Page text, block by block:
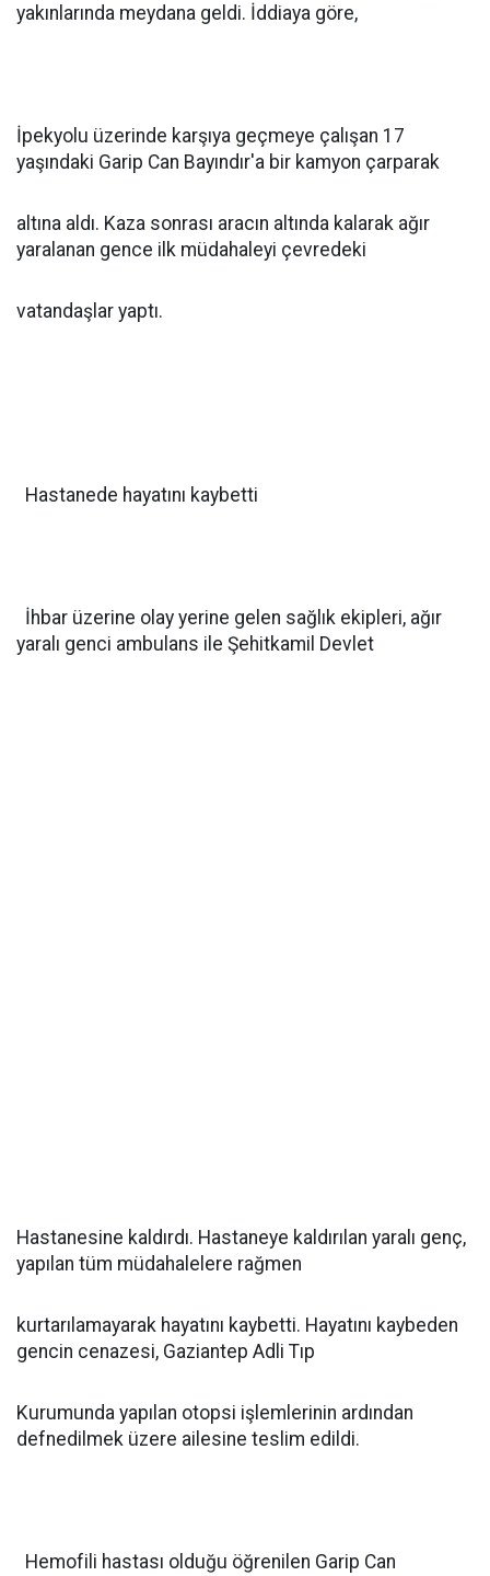
yakınlarında meydana geldi. İddiaya göre,
İpekyolu üzerinde karşıya geçmeye çalışan 17
yaşındaki Garip Can Bayındır'a bir kamyon çarparak
altına aldı. Kaza sonrası aracın altında kalarak ağır
yaralanan gence ilk müdahaleyi çevredeki
vatandaşlar yaptı.
Hastanede hayatını kaybetti
İhbar üzerine olay yerine gelen sağlık ekipleri, ağır
yaralı genci ambulans ile Şehitkamil Devlet
Hastanesine kaldırdı. Hastaneye kaldırılan yaralı genç,
yapılan tüm müdahalelere rağmen
kurtarılamayarak hayatını kaybetti. Hayatını kaybeden
gencin cenazesi, Gaziantep Adli Tıp
Kurumunda yapılan otopsi işlemlerinin ardından
defnedilmek üzere ailesine teslim edildi.
Hemofili hastası olduğu öğrenilen Garip Can